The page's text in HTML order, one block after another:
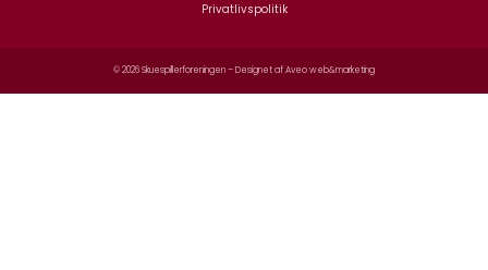
Privatlivspolitik
© 2026 Skuespillerforeningen – Designet afAveo web&marketing